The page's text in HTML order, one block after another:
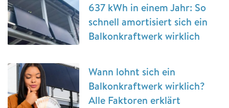
637 kWh in einem Jahr: So
schnell amortisiert sich ein
Balkonkraftwerk wirklich
Wann lohnt sich ein
Balkonkraftwerk wirklich?
Alle Faktoren erklärt